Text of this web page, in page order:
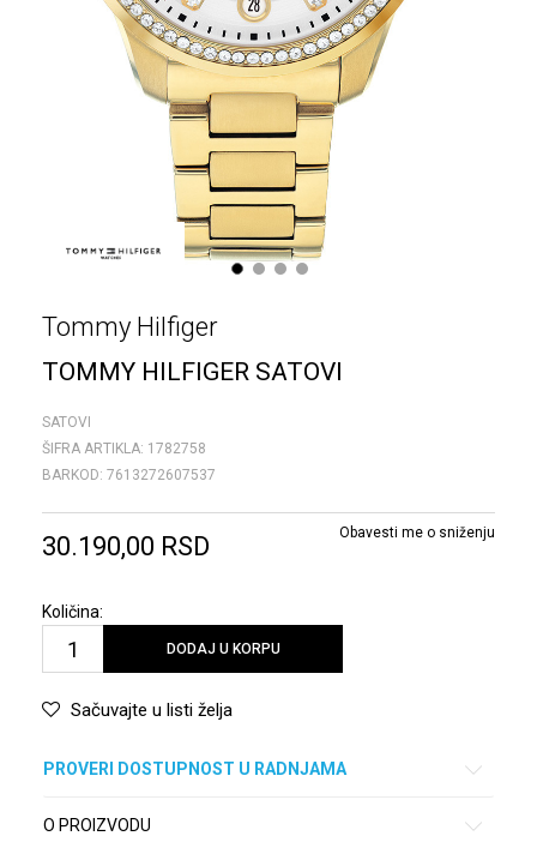
1 2 3 4
Tommy Hilfiger
TOMMY HILFIGER SATOVI
SATOVI
ŠIFRA ARTIKLA: 1782758
BARKOD: 7613272607537
30.190,00 RSD Obavesti me o sniženju
Količina:
DODAJ U KORPU
Sačuvajte u listi želja
PROVERI DOSTUPNOST U RADNJAMA
O PROIZVODU